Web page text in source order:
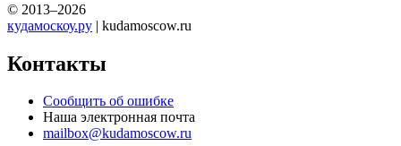
© 2013–2026
кудамоскоу.ру | kudamoscow.ru
Контакты
Сообщить об ошибке
Наша электронная почта
mailbox@kudamoscow.ru